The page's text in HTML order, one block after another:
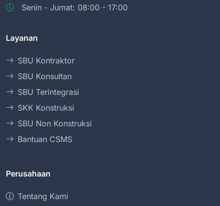
Senin - Jumat: 08:00 - 17:00
Layanan
SBU Kontraktor
SBU Konsultan
SBU Terintegrasi
SKK Konstruksi
SBU Non Konstruksi
Bantuan CSMS
Perusahaan
Tentang Kami